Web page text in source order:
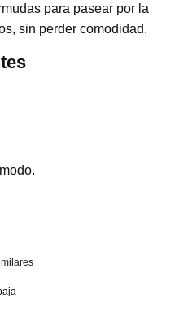
para pasear por la
sin perder comodidad.